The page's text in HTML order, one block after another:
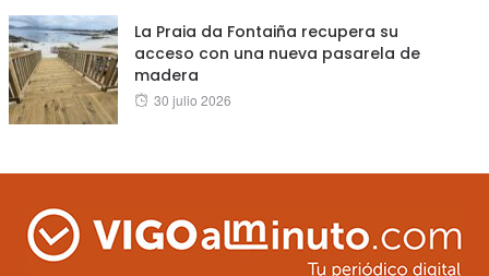
La Praia da Fontaiña recupera su
acceso con una nueva pasarela de
madera
Posted
30 julio 2026